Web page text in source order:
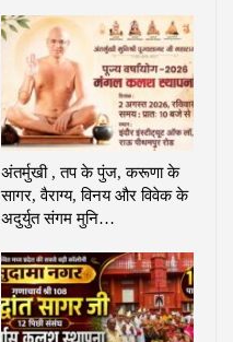
अंतर्मुखी , तप के पुंज, करूणा के
सागर, वैराग्य, विनय और विवेक के
अदुर्युत संगम मुनि…